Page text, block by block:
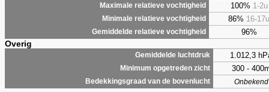
Maximale relatieve vochtigheid 100% 1-2u
Minimale relatieve vochtigheid 86% 16-17u
Gemiddelde relatieve vochtigheid 96%
Overig
Gemiddelde luchtdruk 1.012,3
Minimum opgetreden zicht 300 -
Bedekkingsgraad van de bovenlucht Onbekend